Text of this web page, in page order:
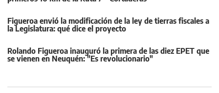
Figueroa envió la modificación de la ley de tierras fiscales a
la Legislatura: qué dice el proyecto
Rolando Figueroa inauguró la primera de las diez EPET que
se vienen en Neuquén: "Es revolucionario"